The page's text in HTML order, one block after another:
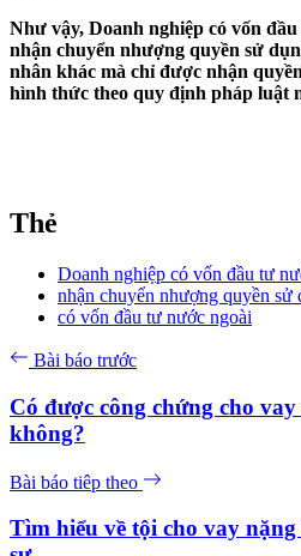
Như vậy, Doanh nghiệp có vốn
nhận chuyển nhượng quyền sử
nhân khác mà chỉ được nhận
hình thức theo quy định pháp luật
Thẻ
Doanh nghiệp có vốn đầu tư
nhận chuyển nhượng quyền sử
có vốn đầu tư nước ngoài
Bài báo trước
Có được công chứng cho
không?
Bài báo tiêp theo
Tìm hiểu về tội cho vay